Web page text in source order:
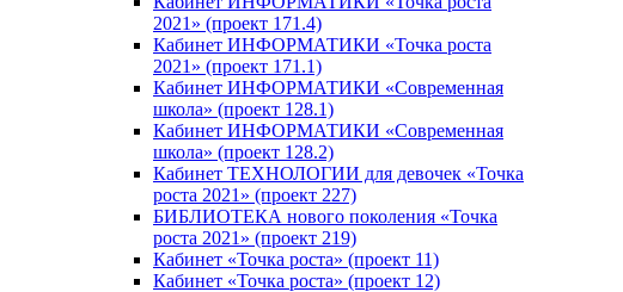
2021» (проект 171.4)
Кабинет ИНФОРМАТИКИ «Точка роста
2021» (проект 171.1)
Кабинет ИНФОРМАТИКИ «Современная
школа» (проект 128.1)
Кабинет ИНФОРМАТИКИ «Современная
школа» (проект 128.2)
Кабинет ТЕХНОЛОГИИ для девочек «Точка
роста 2021» (проект 227)
БИБЛИОТЕКА нового поколения «Точка
роста 2021» (проект 219)
Кабинет «Точка роста» (проект 11)
Кабинет «Точка роста» (проект 12)